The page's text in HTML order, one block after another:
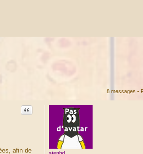
8 messages •
stephd
Citation
afin de